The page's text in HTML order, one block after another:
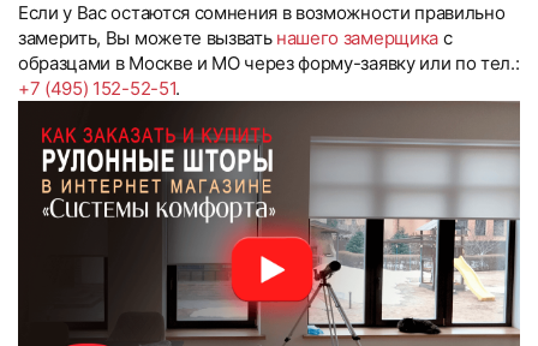
Если у Вас остаются сомнения в возможности правильно
замерить, Вы можете вызвать нашего замерщикас
образцами в Москве и МО через форму-заявку или по тел.:
+7 (495) 152-52-51.